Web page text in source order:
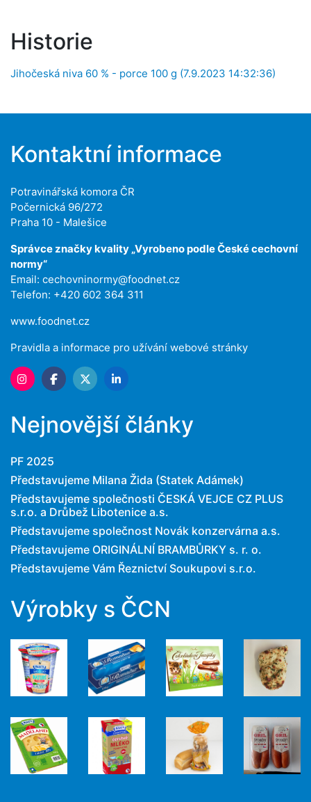
Historie
Jihočeská niva 60 % - porce 100 g (7.9.2023 14:32:36)
Kontaktní informace
Potravinářská komora ČR
Počernická 96/272
Praha 10 - Malešice
Správce značky kvality „Vyrobeno podle České cechovní
normy“
Email: cechovninormy@foodnet.cz
Telefon: +420 602 364 311
www.foodnet.cz
Pravidla a informace pro užívání webové stránky
Nejnovější články
PF 2025
Představujeme Milana Žida (Statek Adámek)
Představujeme společnosti ČESKÁ VEJCE CZ PLUS
s.r.o. a Drůbež Libotenice a.s.
Představujeme společnost Novák konzervárna a.s.
Představujeme ORIGINÁLNÍ BRAMBŮRKY s. r. o.
Představujeme Vám Řeznictví Soukupovi s.r.o.
Výrobky s ČCN